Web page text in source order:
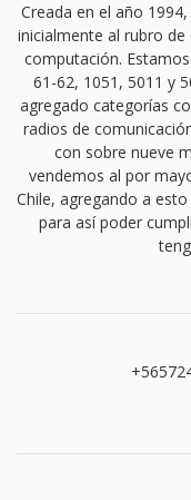
Creada en el año
inicialmente al rubro
computación.
61-62, 1051, 5011 y
agregado categorías
radios de
con sobre nueve
vendemos al por
Chile, agregando a
para así poder